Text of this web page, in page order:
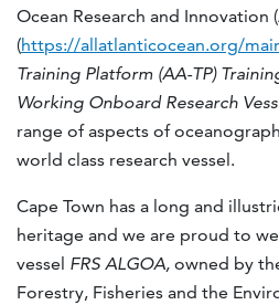
Ocean Research and Innovation
(https://allatlanticocean.org/
Training Platform (AA-TP)
Working Onboard Research
range of aspects of
world class research vessel.
Cape Town has a long and
heritage and we are proud to
vessel FRS ALGOA, owned by
Forestry, Fisheries and the